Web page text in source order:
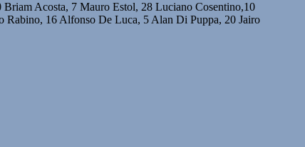
Acosta, 7 Mauro Estol, 28 Luciano Cosentino,10
16 Alfonso De Luca, 5 Alan Di Puppa, 20 Jairo